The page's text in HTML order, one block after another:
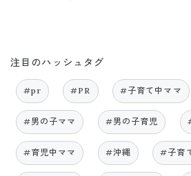
注目のハッシュタグ
#pr #PR #子育て中ママ
#男の子ママ #男の子育児
#育児中ママ #沖縄 #子育